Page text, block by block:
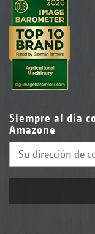
Siempre al día
Amazone